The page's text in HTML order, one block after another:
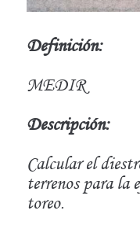
Definición:
MEDIR
Descripción:
Calcular el
terrenos para la
toreo.